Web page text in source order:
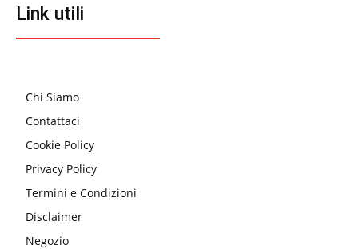
Link utili
Chi Siamo
Contattaci
Cookie Policy
Privacy Policy
Termini e Condizioni
Disclaimer
Negozio